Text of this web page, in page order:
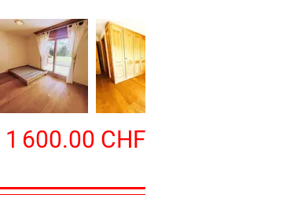
1 600.00 CHF